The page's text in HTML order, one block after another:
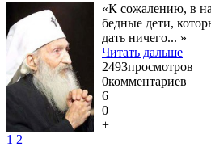
«К сожалению, в
бедные дети,
дать ничего... »
Читать дальше
2493просмотров
0комментариев
6
0
+
1 2